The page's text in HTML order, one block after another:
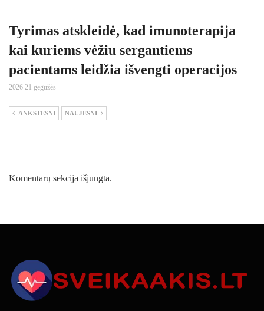
Tyrimas atskleidė, kad imunoterapija
kai kuriems vėžiu sergantiems
pacientams leidžia išvengti operacijos
2026 21 gegužės
ANKSTESNI NAUJESNI
Komentarų sekcija išjungta.